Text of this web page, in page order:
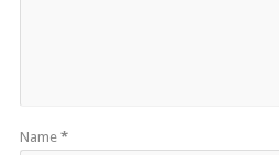
Name *